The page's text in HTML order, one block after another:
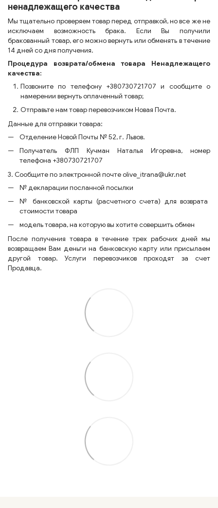
ненадлежащего качества
Мы тщательно проверяем товар перед отправкой, но все же не
исключаем возможность брака. Если Вы получили
бракованный товар, его можно вернуть или обменять в течение
14 дней со дня получения.
Процедура возврата/обмена товара Ненадлежащего
качества:
Позвоните по телефону +380730721707 и сообщите о
намерении вернуть оплаченный товар;
Отправьте нам товар перевозчиком Новая Почта.
Данные для отправки товара:
Отделение Новой Почты № 52, г. Львов.
Получатель ФЛП Кучман Наталья Игоревна, номер
телефона +380730721707
3. Сообщите по электронной почте olive_itrana@ukr.net
№ декларации посланной посылки
№ банковской карты (расчетного счета) для возврата
стоимости товара
модель товара, на которую вы хотите совершить обмен
После получения товара в течение трех рабочих дней мы
возвращаем Вам деньги на банковскую карту или присылаем
другой товар. Услуги перевозчиков проходят за счет
Продавца.